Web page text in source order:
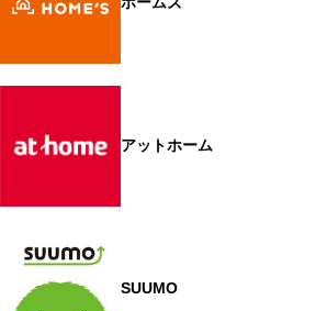
アットホーム
SUUMO